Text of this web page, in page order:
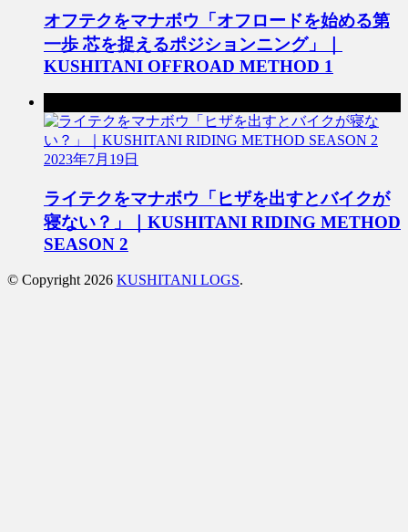
オフテクをマナボウ「オフロードを始める第
一歩 芯を捉えるポジションニング」｜
KUSHITANI OFFROAD METHOD 1
2023年7月19日
ライテクをマナボウ「ヒザを出すとバイクが
寝ない？」｜KUSHITANI RIDING METHOD
SEASON 2
© Copyright 2026 KUSHITANI LOGS.